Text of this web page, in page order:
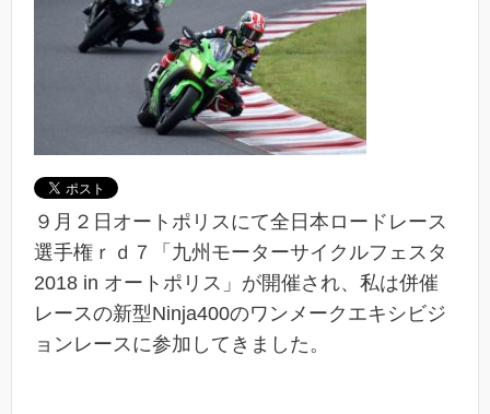
９月２日オートポリスにて全日本ロードレース
選手権ｒｄ７「九州モーターサイクルフェスタ
2018 in オートポリス」が開催され、私は併催
レースの新型Ninja400のワンメークエキシビジ
ョンレースに参加してきました。